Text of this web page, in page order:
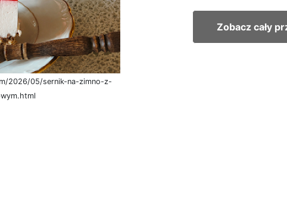
2026/05/sernik-na-zimno-z-
Zobacz cały